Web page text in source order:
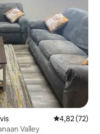
Évaluation
4,82 (72)
Valley